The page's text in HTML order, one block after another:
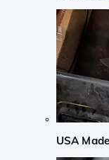
USA Made